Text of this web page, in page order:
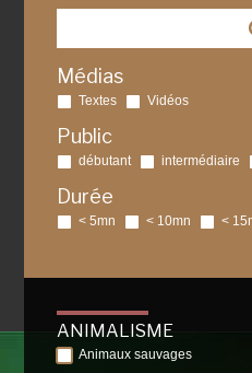
Médias
Textes Vidéos
Public
débutant intermédiaire
Durée
< 5mn < 10mn <
ANIMALISME
Animaux sauvages